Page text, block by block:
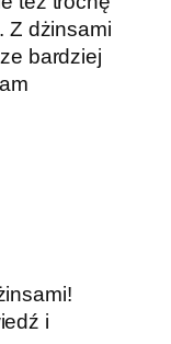
Z dżinsami
bardziej
i